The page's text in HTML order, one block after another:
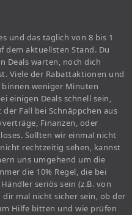
und das täglich von 8 bis 1
dem aktuellsten Stand. Du
Deals warten, noch dich
Viele der Rabattaktionen und
weniger Minuten
einigen Deals schnell sein,
Fall bei Schnäppchen aus
Finanzen, oder
Sollten wir einmal nicht
rechtzeitig sehen, kannst
uns umgehend um die
die 10% Regel, die bei
seriös sein (z.B. von
mal nicht sicher sein, ob der
Hilfe bitten und wie prüfen